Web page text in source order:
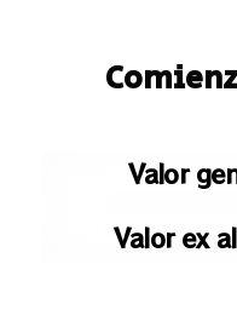
Valor
Valor ex